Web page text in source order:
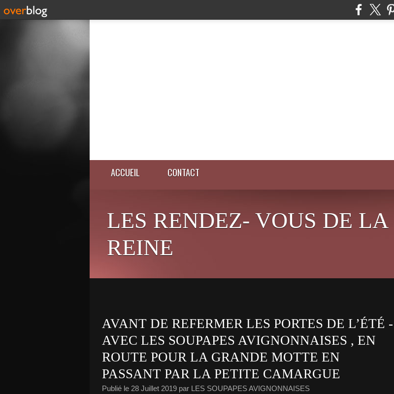
ACCUEIL CONTACT
LES RENDEZ- VOUS DE LA
REINE
AVANT DE REFERMER LES PORTES DE L’ÉTÉ -
AVEC LES SOUPAPES AVIGNONNAISES , EN
ROUTE POUR LA GRANDE MOTTE EN
PASSANT PAR LA PETITE CAMARGUE
Publié le 28 Juillet 2019 par LES SOUPAPES AVIGNONNAISES